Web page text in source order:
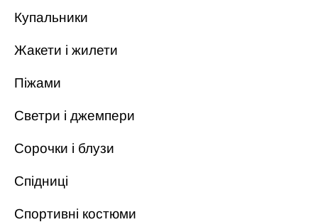
Купальники
Жакети і жилети
Піжами
Светри і джемпери
Сорочки і блузи
Спідниці
Спортивні костюми